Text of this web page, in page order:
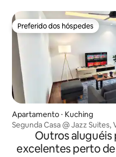
Preferido dos hóspedes
Preferido dos hóspedes
Apartamento ⋅ Kuching
Segunda Casa @ Jazz Suites,
Outros
excelentes perto